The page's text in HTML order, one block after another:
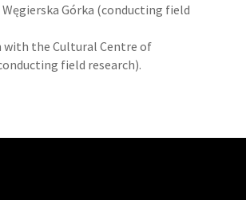
Górka (conducting field
the Cultural Centre of
field research).